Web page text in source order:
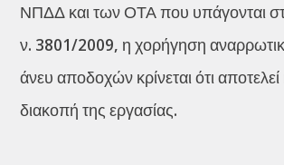
ΝΠΔΔ και των ΟΤΑ που υπάγονται
ν. 3801/2009, η χορήγηση
άνευ αποδοχών κρίνεται ότι αποτελεί
διακοπή της εργασίας.